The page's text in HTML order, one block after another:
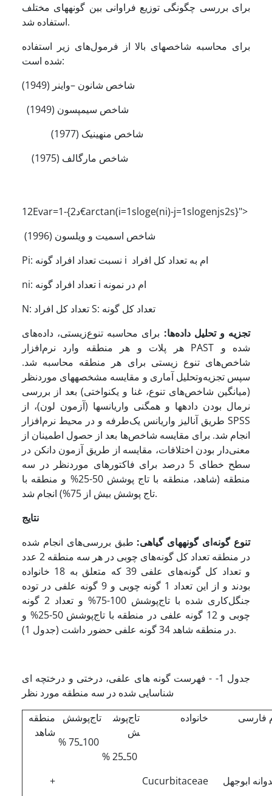
برای بررسی چگونگی توزیع فراوانی بین گونه­های مختلف
استفاده شد.
برای محاسبه شاخص­های بالا از فرمول‌های زیر استفاده‌
شده است:
شاخص شانون –واینر (1949)
شاخص سیمپسون (1949)
شاخص منهینیک (1977)
شاخص مارگالف (1975)
12Evar=1-{2د€arctan(i=1sloge(ni)-j=1slogenjs2s}">
شاخص اسمیت و ویلسون (1996)
Pi: نسبت تعداد افراد گونه i ام به تعداد کل افراد
ni: تعداد افراد گونه i ام در نمونه
N: تعداد کل افراد S: تعداد کل گونه
تجزیه‌ و تحلیل داده‌ها: برای محاسبه تنوع‌زیستی، داده‌های
هر پلات و هر منطقه وارد نرم‌افزار PAST شده و
شاخص‌های تنوع ‌زیستی برای هر منطقه محاسبه شد.
سپس تجزیه‌و‌تحلیل آماری و مقایسه مشخصه­های موردنظر
(میانگین شاخص‌های تنوع، غنا و یکنواختی) بعد از بررسی
نرمال بودن داده­ها و همگنی واریانس­ها (آزمون لون)، از
طریق آنالیز واریانس یک‌طرفه و در محیط نرم‌افزار SPSS
انجام شد. برای مقایسه شاخص‌ها بعد از حصول اطمینان از
معنی‌دار بودن اختلافات، مقایسه از طریق آزمون دانکن در
سطح خطای 5 درصد برای فاکتورهای موردنظر در سه
منطقه (شاهد، منطقه با تاج پوشش 50-25% و منطقه با
تاج پوشش بیش از 75%) انجام شد.
نتایج
تنوع گونه‌ای گونه­های گیاهی: طبق بررسی‌های انجام شده
در منطقه تعداد کل گونه‌های چوبی در هر سه منطقه 2 عدد
و تعداد کل گونه‌های علفی 39 که متعلق به 18 خانواده
بودند و از این تعداد 1 گونه چوبی و 9 گونه علفی در توده
جنگل‌کاری شده با تاج‌پوشش 100-75% و تعداد 2 گونه
چوبی و 12 گونه علفی در منطقه با تاج‌پوشش 50-25% و
در منطقه شاهد 34 گونه علفی حضور داشت (جدول 1).
جدول 1- - فهرست گونه های علفی، درختی و درختچه ای
شناسایی شده در سه منطقه مورد نظر
فارسی
خانواده
تاج‌پوش
ش
تاج‌پوشش
منطقه
شاهد
ابوجهل Cucurbitaceae
+